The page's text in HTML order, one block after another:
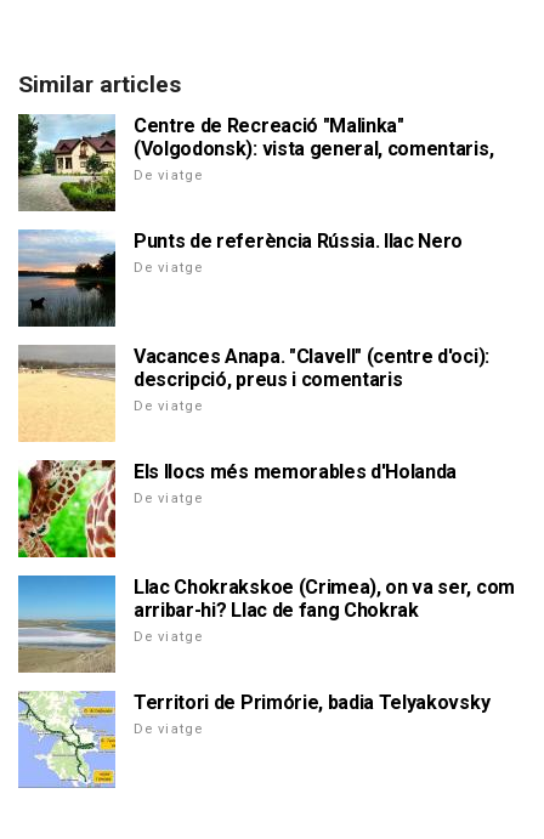
Similar articles
Centre de Recreació "Malinka"
(Volgodonsk): vista general, comentaris,
De viatge
Punts de referència Rússia. llac Nero
De viatge
Vacances Anapa. "Clavell" (centre d'oci):
descripció, preus i comentaris
De viatge
Els llocs més memorables d'Holanda
De viatge
Llac Chokrakskoe (Crimea), on va ser, com
arribar-hi? Llac de fang Chokrak
De viatge
Territori de Primórie, badia Telyakovsky
De viatge